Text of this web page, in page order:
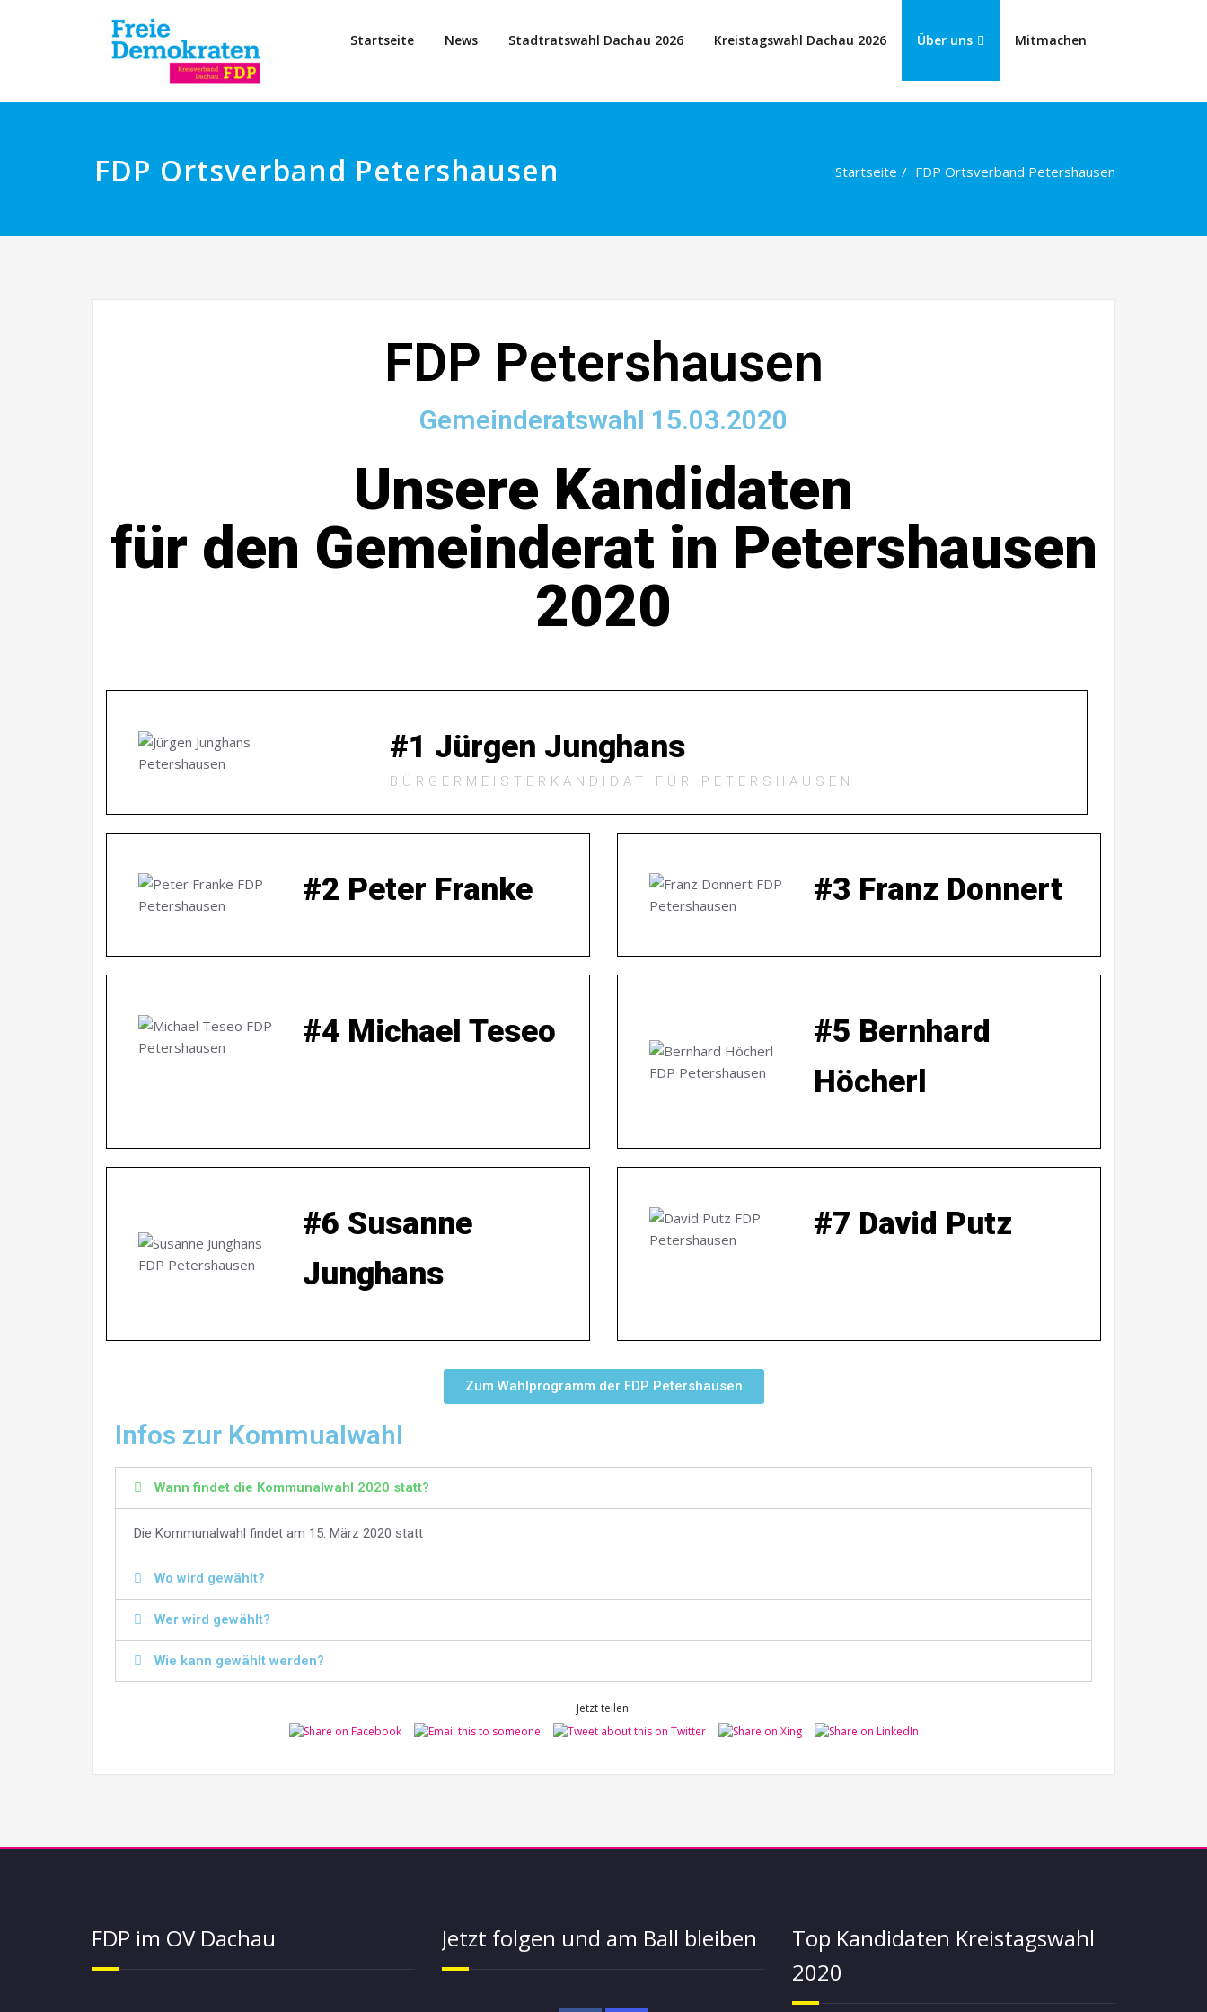
Startseite News Stadtratswahl Dachau 2026 Kreistagswahl Dachau 2026 Über uns Mitmachen
FDP Ortsverband Petershausen Startseite FDP Ortsverband Petershausen
FDP Petershausen
Gemeinderatswahl 15.03.2020
Unsere Kandidaten
für den Gemeinderat in Petershausen
2020
#1 Jürgen Junghans
BÜRGERMEISTERKANDIDAT FÜR PETERSHAUSEN
#2 Peter Franke #3 Franz Donnert
#4 Michael Teseo
#5 Bernhard
Höcherl
#6 Susanne
Junghans
#7 David Putz
Zum Wahlprogramm der FDP Petershausen
Infos zur Kommualwahl
Wann findet die Kommunalwahl 2020 statt?
Die Kommunalwahl findet am 15. März 2020 statt
Wo wird gewählt?
Wer wird gewählt?
Wie kann gewählt werden?
Jetzt teilen:
FDP im OV Dachau Jetzt folgen und am Ball bleiben
Top Kandidaten Kreistagswahl
2020